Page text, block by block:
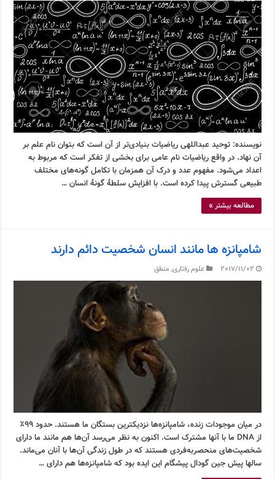
نویسنده: توحید عبداللهی ریاضیات بنیادی‌تر از آن است که بتوان نام علم بر
آن نهاد. در واقع ریاضیات نام عامی برای بخشی از تفکر است که مربوط به
اعداد می‌شود. مفهوم عدد و درک آن همزمان با تکامل گونه‌های مختلف
طبیعی گسترش پیدا کرده است. با افزایش سلطۀ گونۀ انسان …
مطالعه بیشتر »
شامپانزه ها مانند انسان شخصیت دائم دارند
2017/11/02 علوم رفتاری, منطق
در میان موجودات زنده، شامپانزه‌ها نزدیکترین بستگان ما هستند. حدود ۹۹٪
از DNA ما با آنها مشترک است. اکنون به نظر می‌رسد آن‌ها هم مانند ما دارای
شخصیت‌های منحصربه‌فردی هستند که در طول زندگی آن‌ها با آنان می‌ماند.
سالها پیش جین گودال پیشگام این ایده بود که شامپانزه‌ها هم دارای …